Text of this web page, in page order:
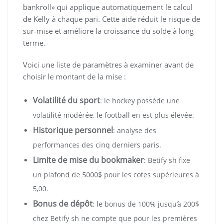
bankroll» qui applique automatiquement le calcul
de Kelly à chaque pari. Cette aide réduit le risque de
sur‑mise et améliore la croissance du solde à long
terme.
Voici une liste de paramètres à examiner avant de
choisir le montant de la mise :
Volatilité du sport: le hockey possède une
volatilité modérée, le football en est plus élevée.
Historique personnel: analyse des
performances des cinq derniers paris.
Limite de mise du bookmaker: Betify sh fixe
un plafond de 5000$ pour les cotes supérieures à
5,00.
Bonus de dépôt: le bonus de 100% jusqu’à 200$
chez Betify sh ne compte que pour les premières